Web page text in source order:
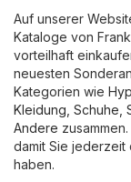
Auf unserer
Kataloge von
vorteilhaft
neuesten
Kategorien wie
Kleidung, Schuhe,
Andere
damit Sie jederzeit
haben.